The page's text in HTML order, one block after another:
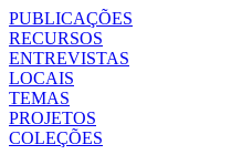
PUBLICAÇÕES
RECURSOS
ENTREVISTAS
LOCAIS
TEMAS
PROJETOS
COLEÇÕES